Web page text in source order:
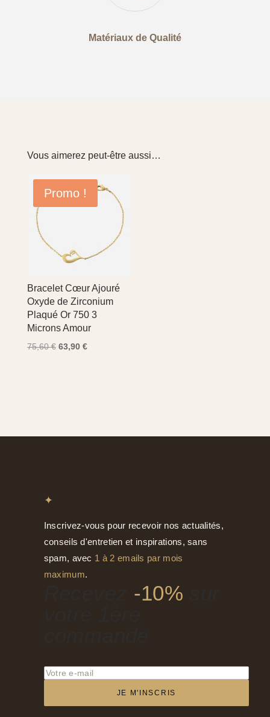
Matériaux de Qualité
Vous aimerez peut-être aussi…
Promo !
Bracelet Cœur Ajouré
Oxyde de Zirconium
Plaqué Or 750 3
Microns Amour
75,60€ Le
63,90 €Le
✦
Inscrivez-vous pour recevoir nos actualités,
conseils d'entretien et inspirations, sans
spam, avec 1 à 2 emails par mois
maximum.
-10%
JE M'INSCRIS